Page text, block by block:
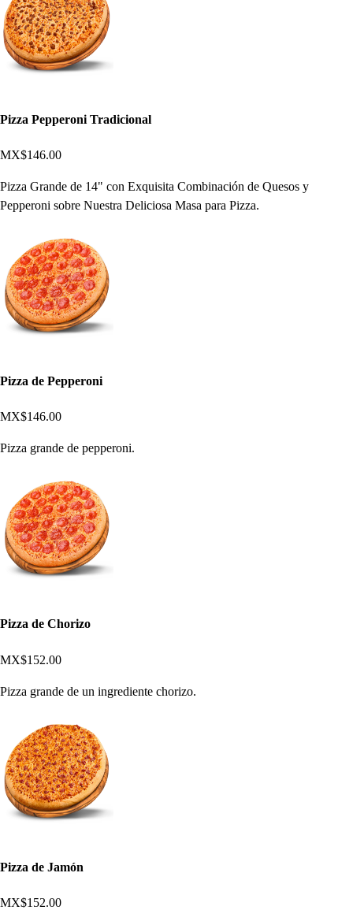
Pizza Pepperoni Tradicional
MX$146.00
Pizza Grande de 14" con Exquisita Combinación de Quesos y
Pepperoni sobre Nuestra Deliciosa Masa para Pizza.
Pizza de Pepperoni
MX$146.00
Pizza grande de pepperoni.
Pizza de Chorizo
MX$152.00
Pizza grande de un ingrediente chorizo.
Pizza de Jamón
MX$152.00